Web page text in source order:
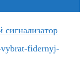
fidernyj-